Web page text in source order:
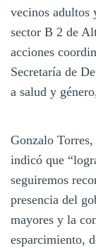
vecinos adultos
sector B 2 de
acciones
Secretaría de
a salud y
Gonzalo
indicó que
seguiremos
presencia del
mayores y la
esparcimiento,